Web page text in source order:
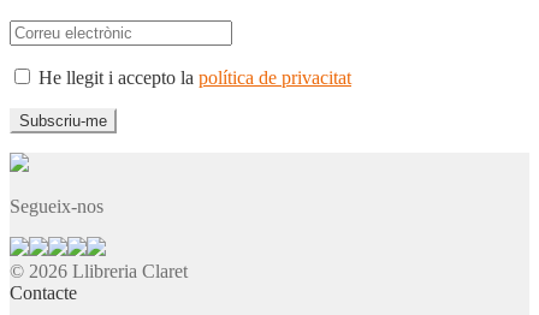
He llegit i accepto la política de privacitat
Segueix-nos
© 2026 Llibreria Claret
Contacte